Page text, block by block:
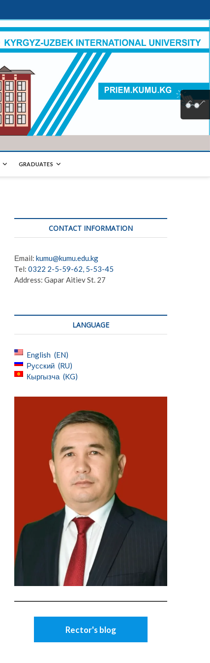
GRADUATES
CONTACT INFORMATION
Еmail: kumu@kumu.edu.kg
Тel: 0322 2-5-59-62, 5-53-45
Address: Gapar Aitiev St. 27
LANGUAGE
English
EN
Русский
RU
Кыргызча
KG
Rector's blog